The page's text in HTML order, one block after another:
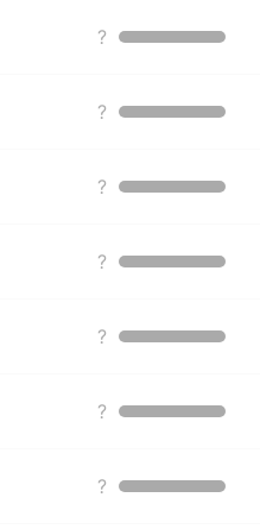
?
?
?
?
?
?
?